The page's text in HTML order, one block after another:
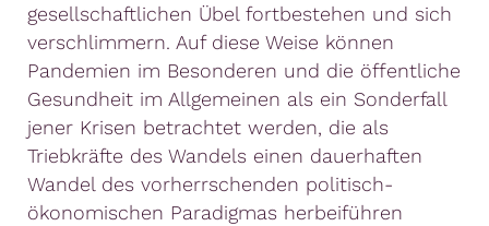
gesellschaftlichen Übel fortbestehen und sich
verschlimmern. Auf diese Weise können
Pandemien im Besonderen und die öffentliche
Gesundheit im Allgemeinen als ein Sonderfall
jener Krisen betrachtet werden, die als
Triebkräfte des Wandels einen dauerhaften
Wandel des vorherrschenden politisch-
ökonomischen Paradigmas herbeiführen